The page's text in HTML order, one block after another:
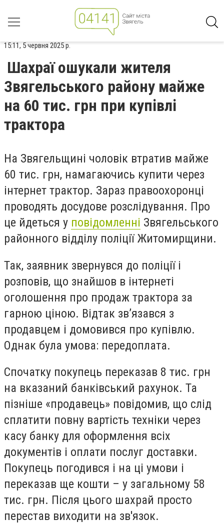
15:11, 5 червня 2025 р.
Шахраї ошукали жителя
Звягельського району майже
на 60 тис. грн при купівлі
трактора
На Звягельщині чоловік втратив майже
60 тис. грн, намагаючись купити через
інтернет трактор. Зараз правоохоронці
проводять досудове розслідування. Про
це йдеться у повідомленні Звягельського
районного відділу поліції Житомирщини.
Так, заявник звернувся до поліції і
розповів, що знайшов в інтернеті
оголошення про продаж трактора за
гарною ціною. Відтак зв’язався з
продавцем і домовився про купівлю.
Однак була умова: передоплата.
Спочатку покупець переказав 8 тис. грн
на вказаний банківський рахунок. Та
пізніше «продавець» повідомив, що слід
сплатити повну вартість техніки через
касу банку для оформлення всіх
документів і оплати послуг доставки.
Покупець погодився і на ці умови і
переказав ще кошти – у загальному 58
тис. грн. Після цього шахрай просто
перестав виходити на зв'язок.